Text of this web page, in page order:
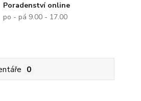
Poradenství online
po - pá 9.00 - 17.00
0